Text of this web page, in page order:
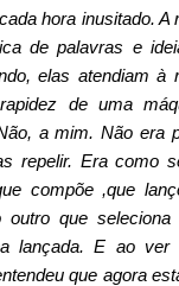
hora inusitado. A
de palavras e
elas atendiam à
de uma
a mim. Não era
repelir. Era como
compõe ,que
que
lançada. E ao
que agora